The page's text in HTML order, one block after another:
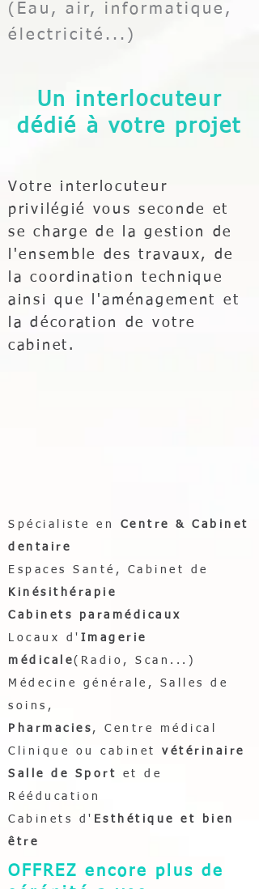
(Eau, air, informatique,
électricité...)
Un interlocuteur
dédié à votre projet
Votre interlocuteur
privilégié vous seconde et
se charge de la gestion de
l'ensemble des travaux, de
la coordination technique
ainsi que l'aménagement et
la décoration de votre
cabinet.
Spécialiste en Centre & Cabinet
dentaire
Espaces Santé , Cabinet de
Kinésithérapie
Cabinets paramédicaux
Locaux d' Imagerie
médicale(Radio, Scan...)
Médecine générale, Salles de
soins,
Pharmacies , Centre médical
Clinique ou cabinet vétérinaire
Salle de Sport
et de
Rééducation
Cabinets d' Esthétique et bien
être
OFFREZ encore plus de